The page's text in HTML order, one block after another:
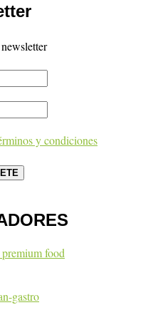
y condiciones